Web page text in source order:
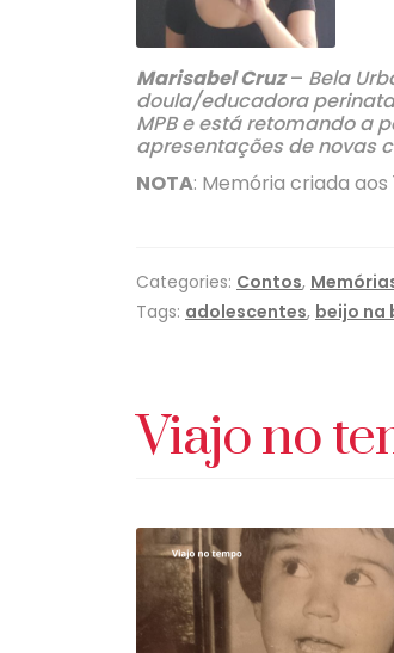
Marisabel Cruz – Bela
doula/educadora
MPB e está retomando a
apresentações de novas
NOTA: Memória criada
Categories: Contos,
Tags: adolescentes, beijo na
Viajo no